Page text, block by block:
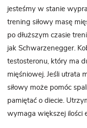
jesteśmy w stanie
trening siłowy masę
po dłuższym czasie
jak Schwarzenegger.
testosteronu, który ma
mięśniowej. Jeśli utrata
siłowy może pomóc
pamiętać o diecie.
wymaga większej ilości